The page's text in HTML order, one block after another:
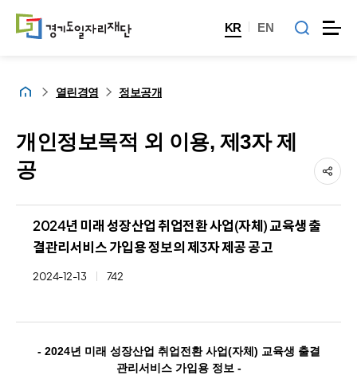
KR EN
홈 열린경영 정보공개
개인정보목적 외 이용, 제3자 제
공
2024년 미래 성장산업 취업전환 사업(자체) 교육생 출
결관리서비스 가입용 정보의 제3자 제공 공고
2024-12-13 742
- 2024년 미래 성장산업 취업전환 사업(자체) 교육생 출결
관리서비스 가입용 정보 -